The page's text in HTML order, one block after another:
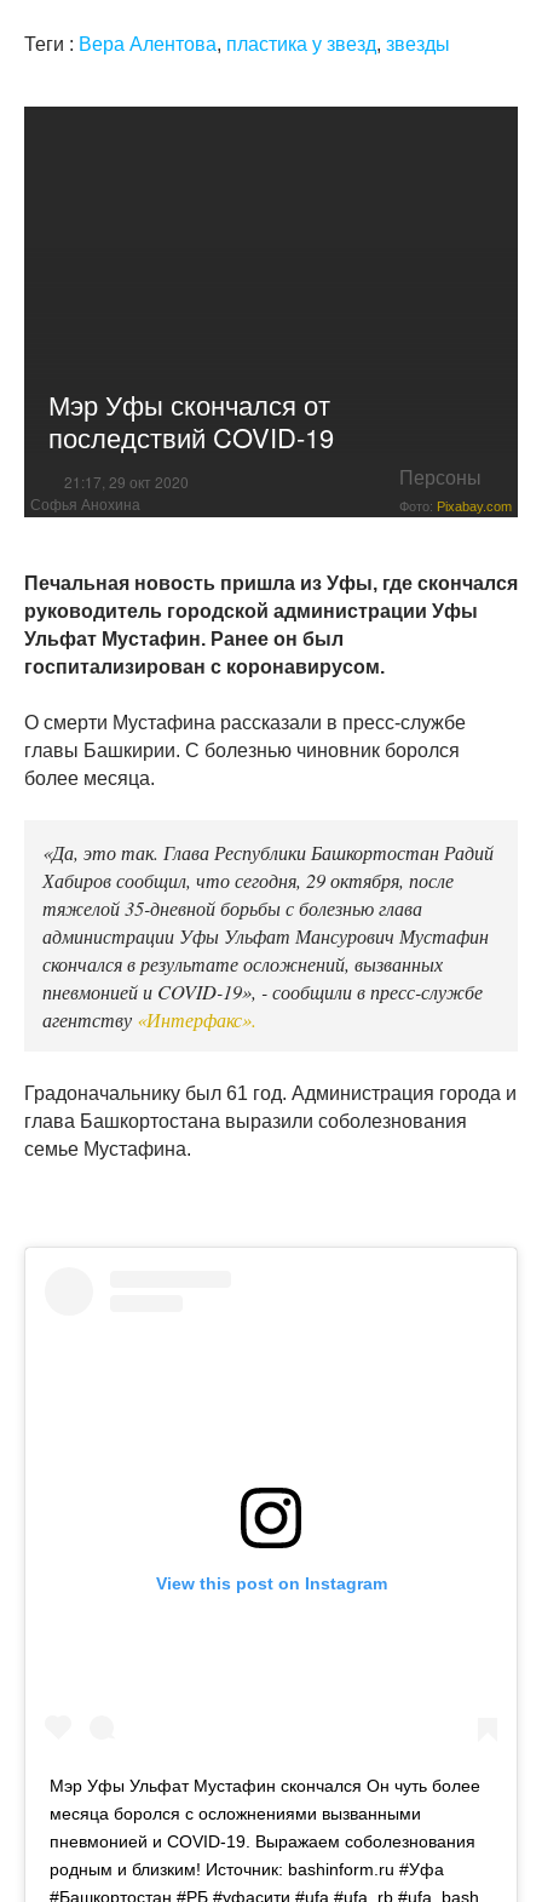
Теги : Вера Алентова, пластика у звезд, звезды
Мэр Уфы скончался от
последствий COVID-19
21:17, 29 окт 2020 Персоны
Софья Анохина Фото: Pixabay.com
Печальная новость пришла из Уфы, где скончался
руководитель городской администрации Уфы
Ульфат Мустафин. Ранее он был
госпитализирован с коронавирусом.
О смерти Мустафина рассказали в пресс-службе
главы Башкирии. С болезнью чиновник боролся
более месяца.
«Да, это так. Глава Республики Башкортостан Радий
Хабиров сообщил, что сегодня, 29 октября, после
тяжелой 35-дневной борьбы с болезнью глава
администрации Уфы Ульфат Мансурович Мустафин
скончался в результате осложнений, вызванных
пневмонией и COVID-19», - сообщили в пресс-службе
агентству «Интерфакс».
Градоначальнику был 61 год. Администрация города и
глава Башкортостана выразили соболезнования
семье Мустафина.
View this post on Instagram
Мэр Уфы Ульфат Мустафин скончался Он чуть более
месяца боролся с осложнениями вызванными
пневмонией и COVID-19. Выражаем соболезнования
родным и близким! Источник: bashinform.ru #Уфа
#Башкортостан #РБ #уфасити #ufa #ufa_rb #ufa_bash